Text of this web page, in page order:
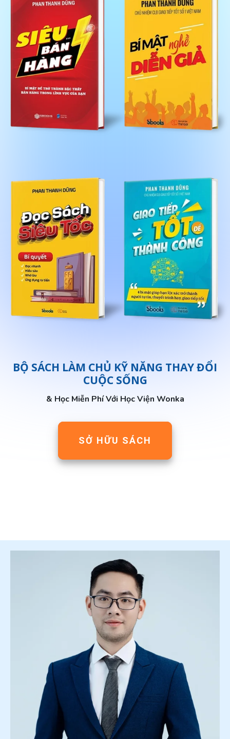
BỘ SÁCH LÀM CHỦ KỸ NĂNG THAY ĐỔI
CUỘC SỐNG
& Học Miễn Phí Với Học Viện Wonka
SỞ HỮU SÁCH